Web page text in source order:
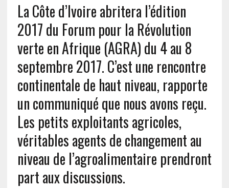
La Côte d’Ivoire abritera l’édition
2017 du Forum pour la Révolution
verte en Afrique (AGRA) du 4 au 8
septembre 2017. C’est une rencontre
continentale de haut niveau, rapporte
un communiqué que nous avons reçu.
Les petits exploitants agricoles,
véritables agents de changement au
niveau de l’agroalimentaire prendront
part aux discussions.